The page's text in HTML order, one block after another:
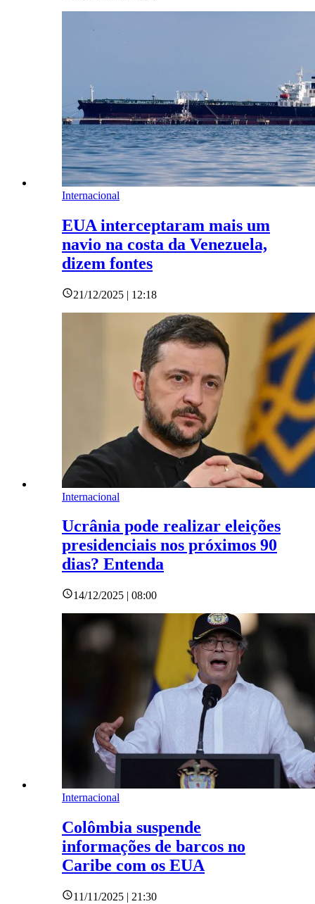
Internacional
EUA interceptaram mais um
navio na costa da Venezuela,
dizem fontes
21/12/2025 | 12:18
Internacional
Ucrânia pode realizar eleições
presidenciais nos próximos 90
dias? Entenda
14/12/2025 | 08:00
Internacional
Colômbia suspende
informações de barcos no
Caribe com os EUA
11/11/2025 | 21:30